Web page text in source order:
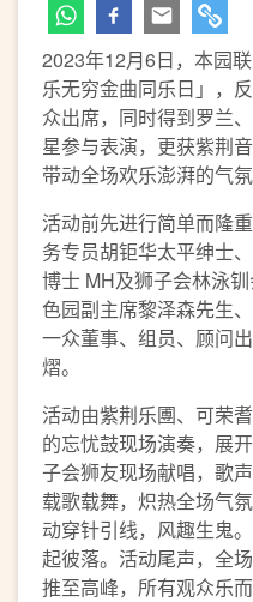
2023年12月6日，本园
乐无穷金曲同乐日」，
众出席，同时得到罗兰
星参与表演，更获紫荆
带动全场欢乐澎湃的气氛
活动前先进行简单而隆
务专员胡钜华太平绅士
博士 MH及狮子会林泳
色园副主席黎泽森先生
一众董事、组员、顾问
熠。
活动由紫荆乐圑、可荣
的忘忧鼓现场演奏，展
子会狮友现场献唱，歌
载歌载舞，炽热全场气
动穿针引线，风趣生鬼
起彼落。活动尾声，全
推至高峰，所有观众乐而